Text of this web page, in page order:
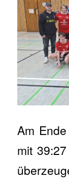
Am
mit